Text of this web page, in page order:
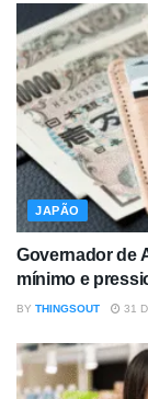
JAPÃO
Governador de
mínimo e
BY THINGSOUT 31